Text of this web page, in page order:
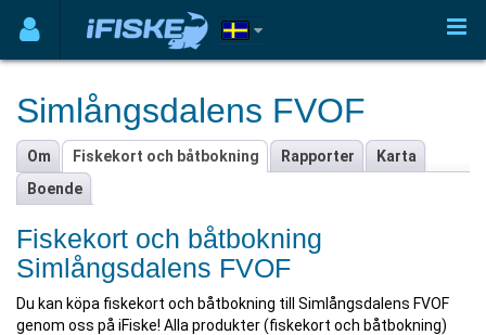
Simlångsdalens FVOF
Om Fiskekort och båtbokning Rapporter
Karta
Boende
Fiskekort och båtbokning
Simlångsdalens FVOF
Du kan köpa fiskekort och båtbokning till Simlångsdalens FVOF
genom oss på iFiske! Alla produkter (fiskekort och båtbokning)